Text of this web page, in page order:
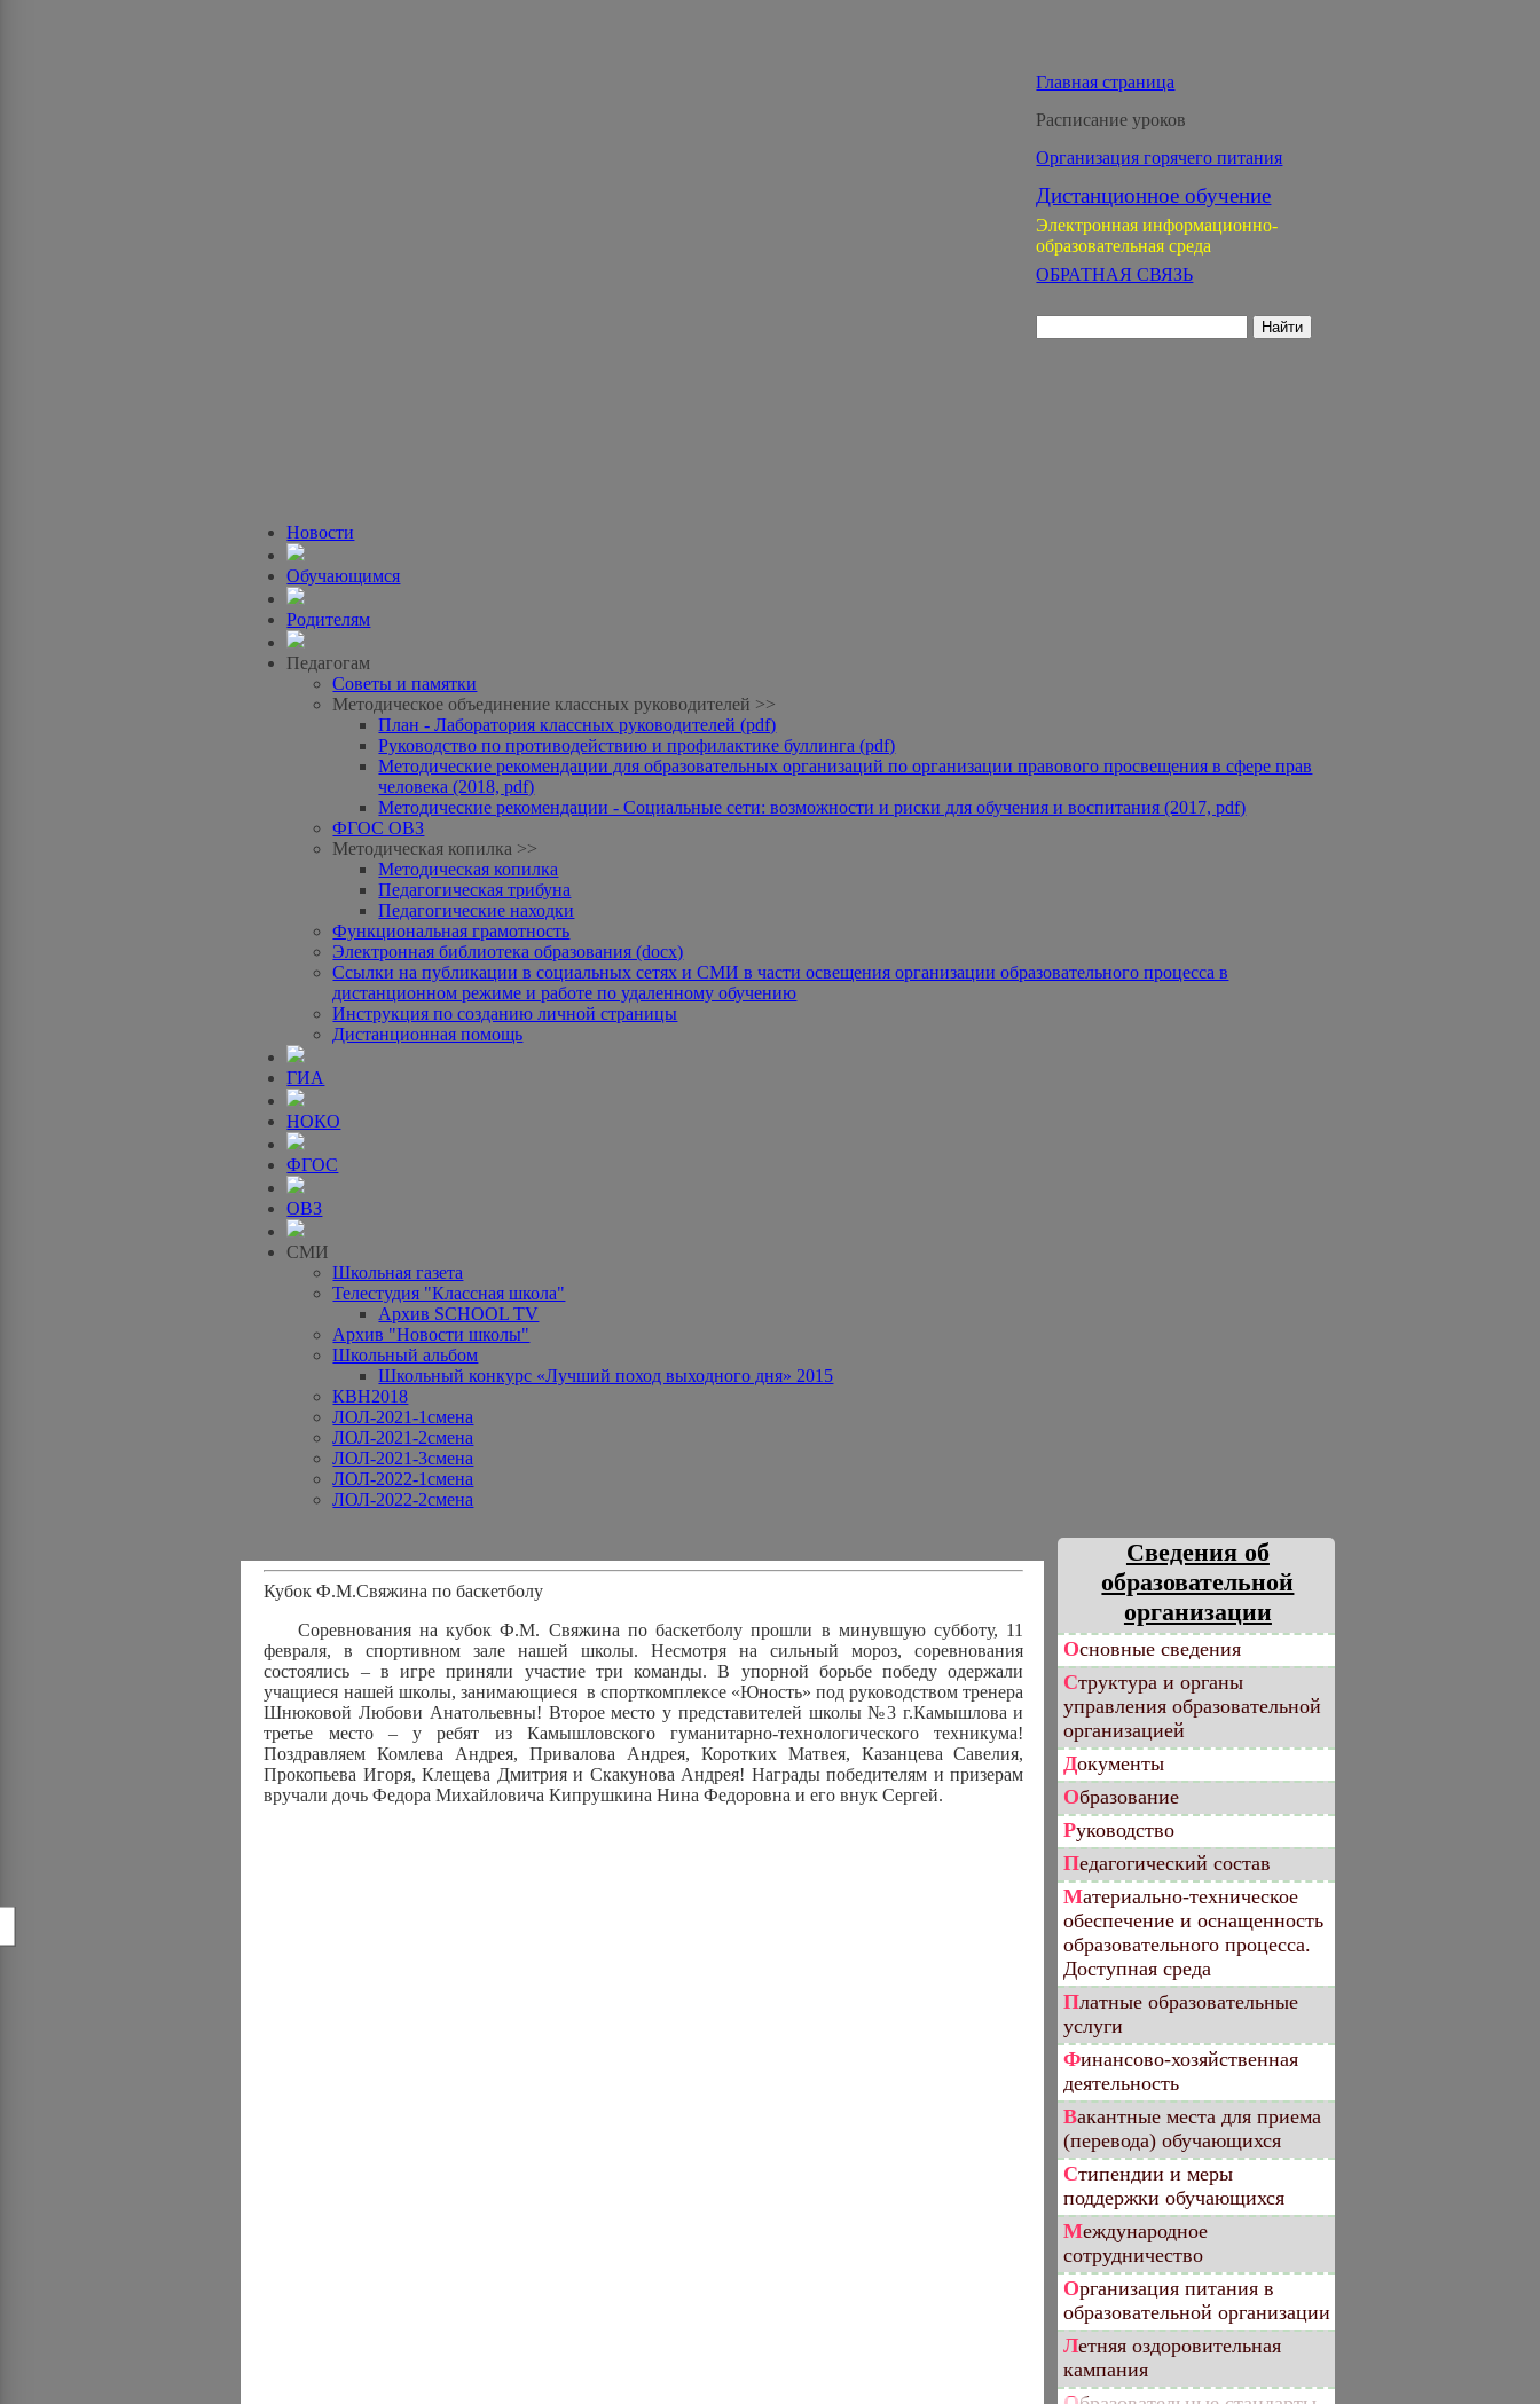
Главная страница
Расписание уроков
Организация горячего питания
Дистанционное обучение
Электронная информационно-
образовательная среда
ОБРАТНАЯ СВЯЗЬ
Новости
Обучающимся
Родителям
Педагогам
Советы и памятки
Методическое объединение классных руководителей >>
План - Лаборатория классных руководителей (pdf)
Руководство по противодействию и профилактике буллинга (pdf)
Методические рекомендации для образовательных организаций по организации правового просвещения в сфере прав
человека (2018, pdf)
Методические рекомендации - Социальные сети: возможности и риски для обучения и воспитания (2017, pdf)
ФГОС ОВЗ
Методическая копилка >>
Методическая копилка
Педагогическая трибуна
Педагогические находки
Функциональная грамотность
Электронная библиотека образования (docx)
Ссылки на публикации в социальных сетях и СМИ в части освещения организации образовательного процесса в
дистанционном режиме и работе по удаленному обучению
Инструкция по созданию личной страницы
Дистанционная помощь
ГИА
НОКО
ФГОС
ОВЗ
СМИ
Школьная газета
Телестудия "Классная школа"
Архив SCHOOL TV
Архив "Новости школы"
Школьный альбом
Школьный конкурс «Лучший поход выходного дня» 2015
КВН2018
ЛОЛ-2021-1смена
ЛОЛ-2021-2смена
ЛОЛ-2021-3смена
ЛОЛ-2022-1смена
ЛОЛ-2022-2смена
Кубок Ф.М.Свяжина по баскетболу
Соревнования на кубок Ф.М. Свяжина по баскетболу прошли в минувшую субботу, 11
февраля, в спортивном зале нашей школы. Несмотря на сильный мороз, соревнования
состоялись – в игре приняли участие три команды. В упорной борьбе победу одержали
учащиеся нашей школы, занимающиеся в спорткомплексе «Юность» под руководством тренера
Шнюковой Любови Анатольевны! Второе место у представителей школы №3 г.Камышлова и
третье место – у ребят из Камышловского гуманитарно-технологического техникума!
Поздравляем Комлева Андрея, Привалова Андрея, Коротких Матвея, Казанцева Савелия,
Прокопьева Игоря, Клещева Дмитрия и Скакунова Андрея! Награды победителям и призерам
вручали дочь Федора Михайловича Кипрушкина Нина Федоровна и его внук Сергей.
Сведения об
образовательной
организации
Основные сведения
Структура и органы
управления образовательной
организацией
Документы
Образование
Руководство
Педагогический состав
Материально-техническое
обеспечение и оснащенность
образовательного процесса.
Доступная среда
Платные образовательные
услуги
Финансово-хозяйственная
деятельность
Вакантные места для приема
(перевода) обучающихся
Стипендии и меры
поддержки обучающихся
Международное
сотрудничество
Организация питания в
образовательной организации
Летняя оздоровительная
кампания